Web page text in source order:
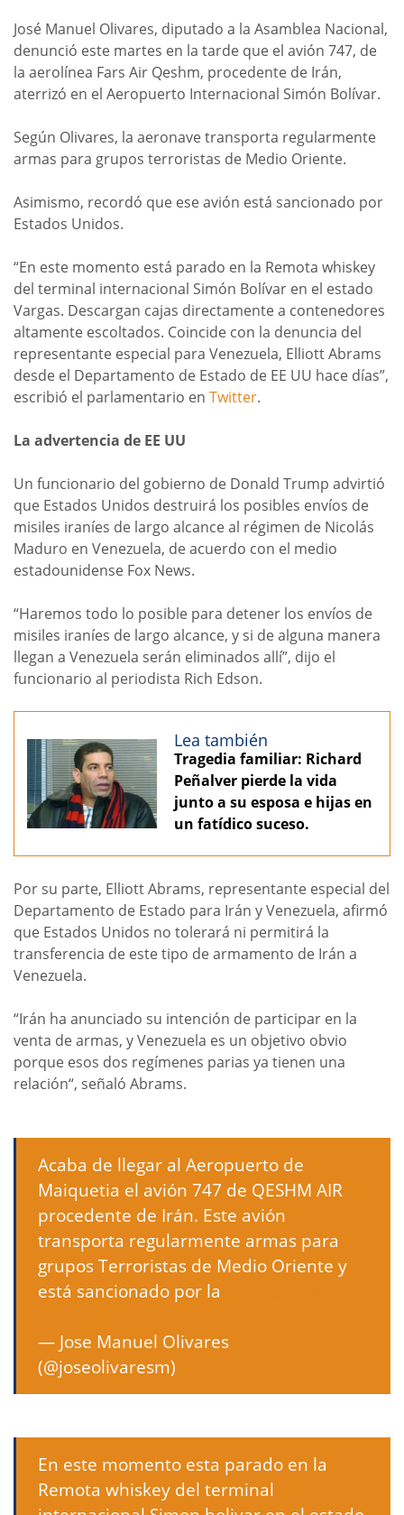
José Manuel Olivares, diputado a la Asamblea Nacional,
denunció este martes en la tarde que el avión 747, de
la aerolínea Fars Air Qeshm, procedente de Irán,
aterrizó en el Aeropuerto Internacional Simón Bolívar.
Según Olivares, la aeronave transporta regularmente
armas para grupos terroristas de Medio Oriente.
Asimismo, recordó que ese avión está sancionado por
Estados Unidos.
“En este momento está parado en la Remota whiskey
del terminal internacional Simón Bolívar en el estado
Vargas. Descargan cajas directamente a contenedores
altamente escoltados. Coincide con la denuncia del
representante especial para Venezuela, Elliott Abrams
desde el Departamento de Estado de EE UU hace días”,
escribió el parlamentario en Twitter.
La advertencia de EE UU
Un funcionario del gobierno de Donald Trump advirtió
que Estados Unidos destruirá los posibles envíos de
misiles iraníes de largo alcance al régimen de Nicolás
Maduro en Venezuela, de acuerdo con el medio
estadounidense Fox News.
“Haremos todo lo posible para detener los envíos de
misiles iraníes de largo alcance, y si de alguna manera
llegan a Venezuela serán eliminados allí”, dijo el
funcionario al periodista Rich Edson.
Lea también
Tragedia familiar: Richard
Peñalver pierde la vida
junto a su esposa e hijas en
un fatídico suceso.
Por su parte, Elliott Abrams, representante especial del
Departamento de Estado para Irán y Venezuela, afirmó
que Estados Unidos no tolerará ni permitirá la
transferencia de este tipo de armamento de Irán a
Venezuela.
“Irán ha anunciado su intención de participar en la
venta de armas, y Venezuela es un objetivo obvio
porque esos dos regímenes parias ya tienen una
relación“, señaló Abrams.
Acaba de llegar al Aeropuerto de
Maiquetia el avión 747 de QESHM AIR
procedente de Irán. Este avión
transporta regularmente armas para
grupos Terroristas de Medio Oriente y
está sancionado por la
— Jose Manuel Olivares
(@joseolivaresm)
En este momento esta parado en la
Remota whiskey del terminal